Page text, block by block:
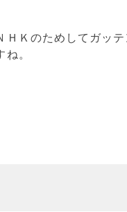
Ｋのためしてガッ
。